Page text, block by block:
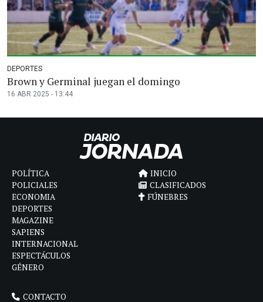
DEPORTES
Brown y Germinal juegan el domingo
16 ABR 2025 - 13:44
POLÍTICA
POLICIALES
ECONOMIA
DEPORTES
MAGAZINE
SAPIENS
INTERNACIONAL
ESPECTÁCULOS
GÉNERO
INICIO
CLASIFICADOS
FÚNEBRES
CONTACTO